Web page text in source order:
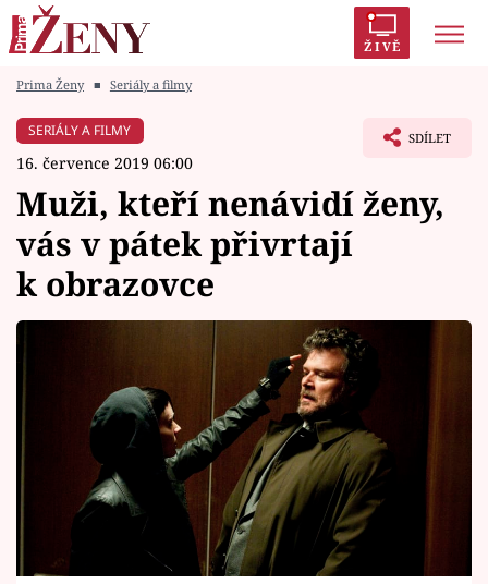
ŽIVĚ
Módní alarm
Témata
Celebrity
Seriály
Horoskopy
Sledujte prima+
Prima Ženy ■ Seriály a filmy
SERIÁLY A FILMY
16. července 2019 06:00
SDÍLET
Muži, kteří nenávidí ženy,
vás v pátek přivrtají
k obrazovce